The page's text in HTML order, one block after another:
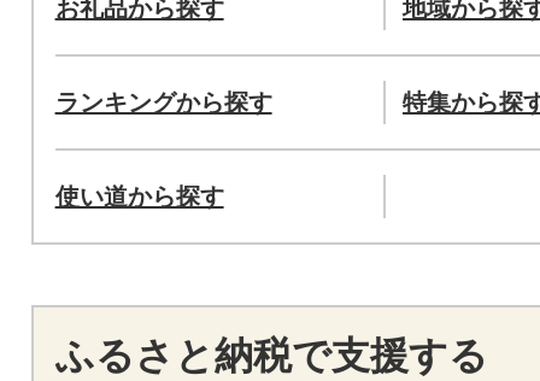
お礼品から探す 地域から探
ランキングから探す 特集から探
使い道から探す
ふるさと納税で支援する